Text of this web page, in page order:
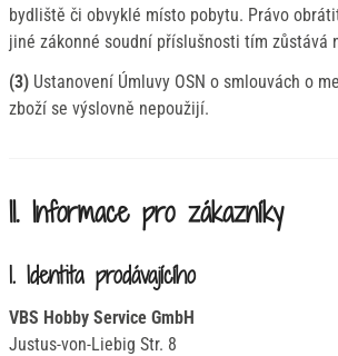
bydliště či obvyklé místo pobytu. Právo
jiné zákonné soudní příslušnosti tím zůstává
(3) Ustanovení Úmluvy OSN o smlouvách o
zboží se výslovně nepoužijí.
II. Informace pro zákazníky
1. Identita prodávajícího
VBS Hobby Service GmbH
Justus-von-Liebig Str. 8